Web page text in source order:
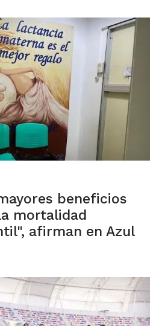
beneficios
mortalidad
afirman en Azul